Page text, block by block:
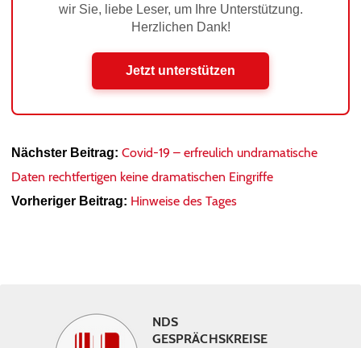
wir Sie, liebe Leser, um Ihre Unterstützung.
Herzlichen Dank!
Jetzt unterstützen
Nächster Beitrag: Covid-19 – erfreulich undramatische
Daten rechtfertigen keine dramatischen Eingriffe
Vorheriger Beitrag: Hinweise des Tages
NDS
GESPRÄCHSKREISE